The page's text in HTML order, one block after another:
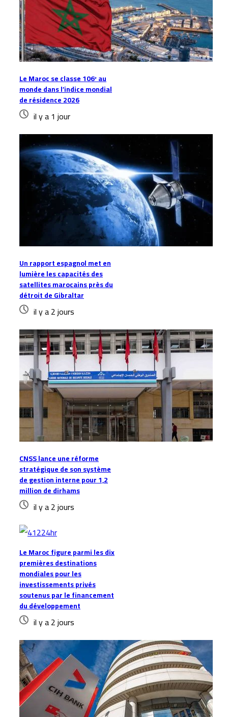
Le Maroc se classe 106ᵉ au
monde dans l’indice mondial
de résidence 2026
il y a 1 jour
Un rapport espagnol met en
lumière les capacités des
satellites marocains près du
détroit de Gibraltar
il y a 2 jours
CNSS lance une réforme
stratégique de son système
de gestion interne pour 1,2
million de dirhams
il y a 2 jours
Le Maroc figure parmi les dix
premières destinations
mondiales pour les
investissements privés
soutenus par le financement
du développement
il y a 2 jours